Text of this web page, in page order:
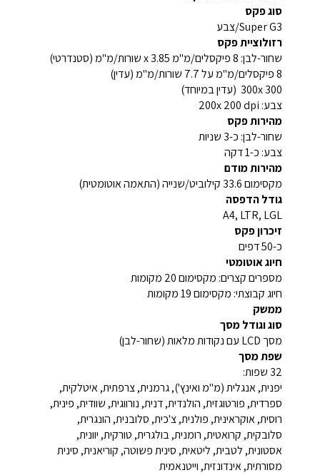
סוג פקס
Super G3/צבע
רזולוציית פקס
שחור-לבן: 8 פיקסלים/מ"מ x 3.85 שורות/מ"מ (סטנדרטי)
8 פיקסלים/מ"מ על 7.7 שורות/מ"מ (עדין)
300x 300 (עדין במיוחד)
צבע: 200x 200 dpi
מהירות פקס
שחור-לבן: כ-3 שניות
צבע: כ-1 דקה
מהירות מודם
מקסימום 33.6 קילוביט/שנייה (התאמה אוטומטית)
גודל הדפסה
A4, LTR, LGL
זיכרון פקס
כ-50 דפים
חיוג אוטומטי
מספרים קצרים: מקסימום 20 מקומות
חיוג קבוצתי: מקסימום 19 מקומות
ממשק
סוג וגודל מסך
מסך LCD עם נקודות מלאות (שחור-לבן)
שפת מסך
32 שפות:
יפנית, אנגלית (מ"מ ואינץ'), גרמנית, צרפתית, איטלקית,
ספרדית, פורטוגזית, הולנדית, דנית, נורווגית, שוודית, פינית,
רוסית, אוקראינית, פולנית, צ'כית, סלובנית, הונגרית,
סלובקית, קרואטית, רומנית, בולגרית, טורקית, יוונית,
אסטונית, לטבית, ליטאית, סינית פשוטה, קוריאנית, סינית
מסורתית, אינדונזית, וייטנאמית